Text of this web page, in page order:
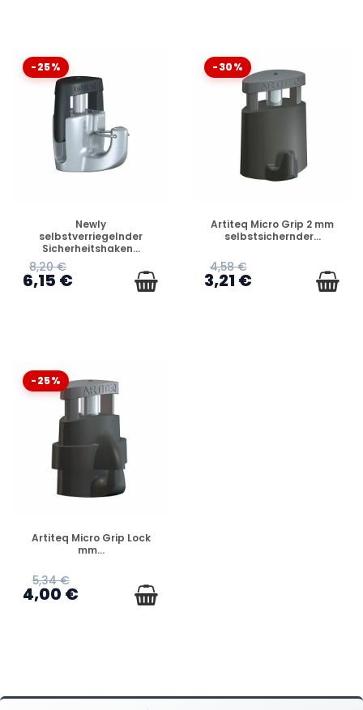
-25%
VERFÜGBAR
Newly
selbstverriegelnder
Sicherheitshaken...
8,20 €
6,15 €
-30%
VERFÜGBAR
Artiteq Micro Grip 2 mm
selbstsichernder...
4,58 €
3,21 €
-25%
VERFÜGBAR
Artiteq Micro Grip Lock
mm...
5,34 €
4,00 €